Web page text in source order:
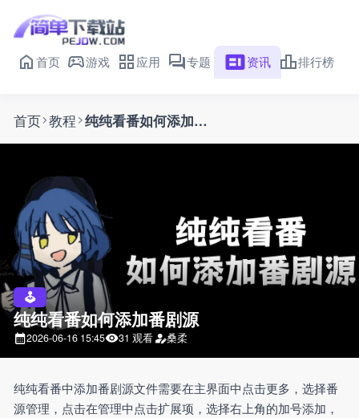
首页 游戏 应用 专题 资讯 排行榜
首页 教程 纯纯看番如何添加番剧源
纯纯看番如何添加番剧源
2026-06-16 15:45 31 观看 桑柔
纯纯看番中添加番剧源文件需要在主界面中点击更多，选择番
源管理，点击在管理中点击扩展项，选择右上角的加号添加，